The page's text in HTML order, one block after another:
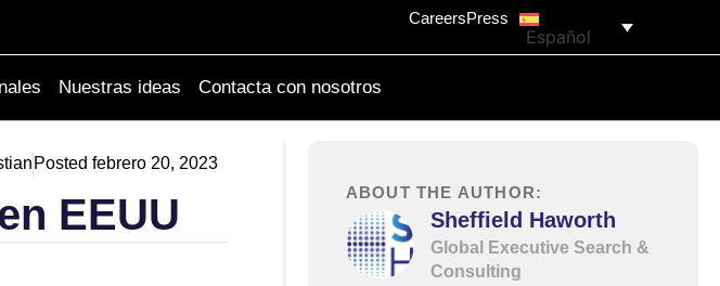
CareersPress
Español
Nuestras ideas Contacta con nosotros
Posted febrero 20, 2023
EEUU ABOUT THE AUTHOR:
Sheffield Haworth
Global Executive Search &
Consulting